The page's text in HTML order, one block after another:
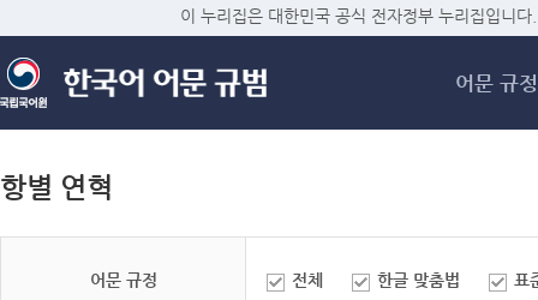
메
이 누리집은 대한민국 공식 전자정부 누리집입니다.
어문 규정
항별 연혁
어문 규정 전체 한글 맞춤법 표